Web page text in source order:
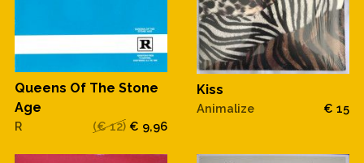
Queens Of The Stone
Age
R (€ 12) € 9,96
Kiss
Animalize € 15